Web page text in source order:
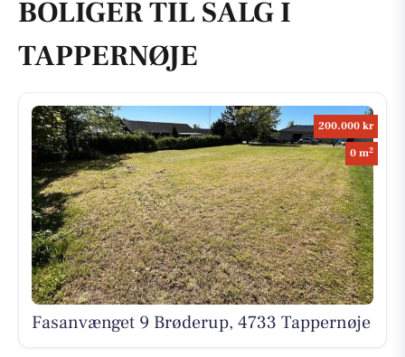
BOLIGER TIL SALG I
TAPPERNØJE
200.000 kr
0 m2
Fasanvænget 9 Brøderup, 4733 Tappernøje